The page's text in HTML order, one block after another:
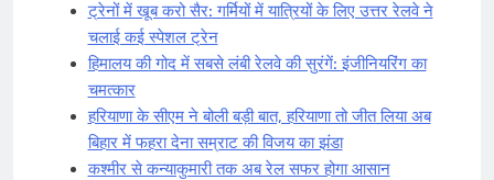
ट्रेनों में खूब करो सैर: गर्मियों में यात्रियों के लिए उत्तर रेलवे ने
चलाई कई स्पेशल ट्रेन
हिमालय की गोद में सबसे लंबी रेलवे की सुरंगें: इंजीनियरिंग का
चमत्कार
हरियाणा के सीएम ने बोली बड़ी बात, हरियाणा तो जीत लिया अब
बिहार में फहरा देना सम्राट की विजय का झंडा
कश्मीर से कन्याकुमारी तक अब रेल सफर होगा आसान